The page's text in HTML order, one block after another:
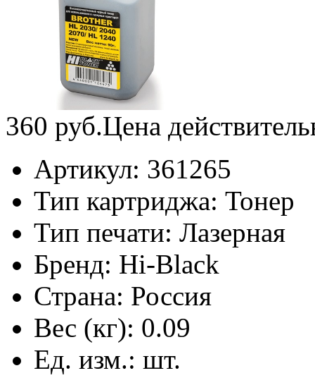
360 руб.Цена
Артикул: 361265
Тип картриджа: Тонер
Тип печати: Лазерная
Бренд: Hi-Black
Страна: Россия
Вес (кг): 0.09
Ед. изм.: шт.